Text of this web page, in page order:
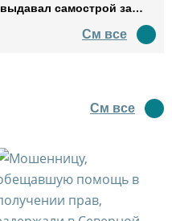
выдавал самострой за
водил туда туристов
См все
См все